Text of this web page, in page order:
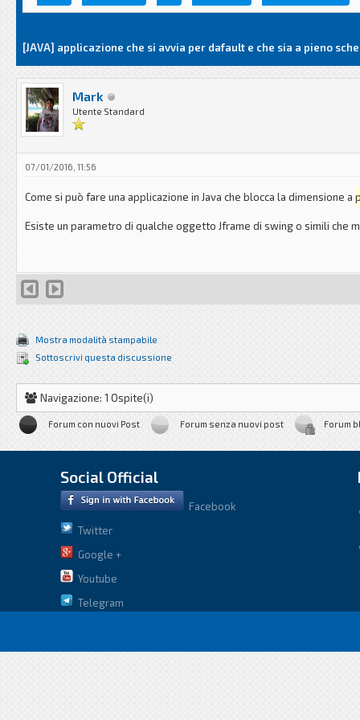
[JAVA] applicazione che si avvia per dafault e che sia a pieno
Mark
Utente Standard
07/01/2016, 11:56
Come si può fare una applicazione in Java che blocca la dimensione a
Esiste un parametro di qualche oggetto Jframe di swing o simili che
Mostra modalità stampabile
Sottoscrivi questa discussione
Navigazione: 1 Ospite(i)
Forum con nuovi Post Forum senza nuovi post Forum
Social Official
Facebook
Twitter
Google +
Youtube
Telegram